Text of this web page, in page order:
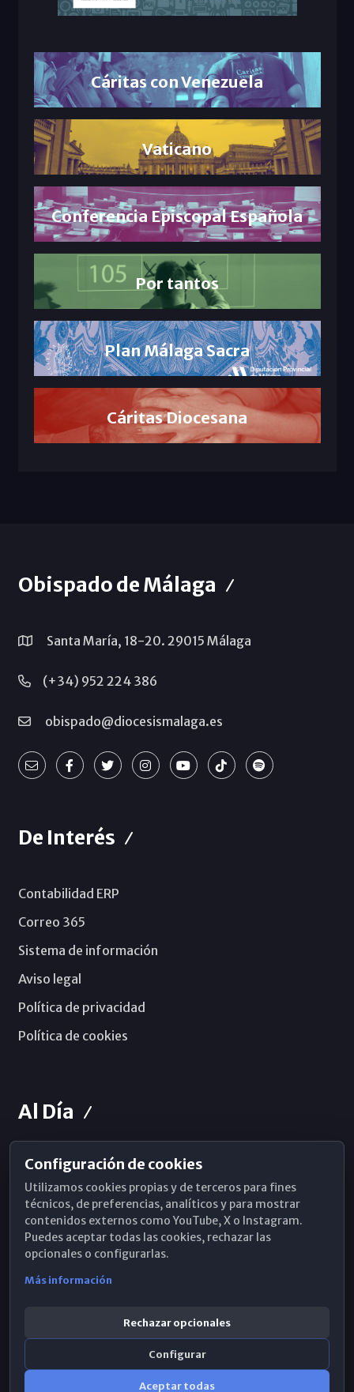
Cáritas con Venezuela
Vaticano
Conferencia Episcopal Española
Por tantos
Plan Málaga Sacra
Cáritas Diocesana
Obispado de Málaga
Santa María, 18-20. 29015 Málaga
(+34) 952 224 386
obispado@diocesismalaga.es
De Interés
Contabilidad ERP
Correo 365
Sistema de información
Aviso legal
Política de privacidad
Política de cookies
Al Día
Horarios de Misa
Hemeroteca
WhatsApp
Configuración de cookies
Utilizamos cookies propias y de terceros para fines
técnicos, de preferencias, analíticos y para mostrar
contenidos externos como YouTube, X o Instagram.
Puedes aceptar todas las cookies, rechazar las
opcionales o configurarlas.
Más información
Rechazar opcionales
Configurar
Aceptar todas